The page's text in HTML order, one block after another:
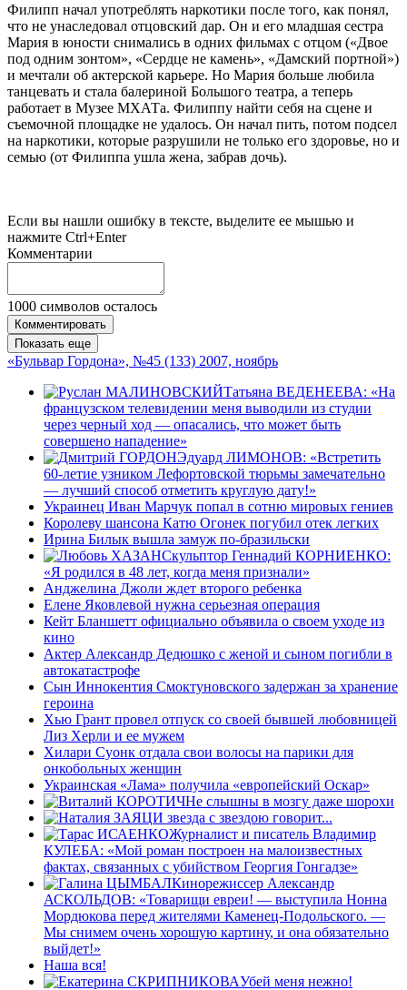
Филипп начал употреблять наркотики после того, как понял,
что не унаследовал отцовский дар. Он и его младшая сестра
Мария в юности снимались в одних фильмах с отцом («Двое
под одним зонтом», «Сердце не камень», «Дамский портной»)
и мечтали об актерской карьере. Но Мария больше любила
танцевать и стала балериной Большого театра, а теперь
работает в Музее МХАТа. Филиппу найти себя на сцене и
съемочной площадке не удалось. Он начал пить, потом подсел
на наркотики, которые разрушили не только его здоровье, но и
семью (от Филиппа ушла жена, забрав дочь).
Если вы нашли ошибку в тексте, выделите ее мышью и
нажмите Ctrl+Enter
Комментарии
1000 символов осталось
Комментировать
Показать еще
«Бульвар Гордона», №45 (133) 2007, ноябрь
Татьяна ВЕДЕНЕЕВА: «На
французском телевидении меня выводили из студии
через черный ход — опасались, что может быть
совершено нападение»
Эдуард ЛИМОНОВ: «Встретить
60-летие узником Лефортовской тюрьмы замечательно
— лучший способ отметить круглую дату!»
Украинец Иван Марчук попал в сотню мировых гениев
Королеву шансона Катю Огонек погубил отек легких
Ирина Билык вышла замуж по-бразильски
Скульптор Геннадий КОРНИЕНКО:
«Я родился в 48 лет, когда меня признали»
Анджелина Джоли ждет второго ребенка
Елене Яковлевой нужна серьезная операция
Кейт Бланшетт официально объявила о своем уходе из
кино
Актер Александр Дедюшко с женой и сыном погибли в
автокатастрофе
Сын Иннокентия Смоктуновского задержан за хранение
героина
Хью Грант провел отпуск со своей бывшей любовницей
Лиз Херли и ее мужем
Хилари Суонк отдала свои волосы на парики для
онкобольных женщин
Украинская «Лама» получила «европейский Оскар»
Не слышны в мозгу даже шорохи
И звезда с звездою говорит...
Журналист и писатель Владимир
КУЛЕБА: «Мой роман построен на малоизвестных
фактах, связанных с убийством Георгия Гонгадзе»
Кинорежиссер Александр
АСКОЛЬДОВ: «Товарищи евреи! — выступила Нонна
Мордюкова перед жителями Каменец-Подольского. —
Мы снимем очень хорошую картину, и она обязательно
выйдет!»
Наша вся!
Убей меня нежно!